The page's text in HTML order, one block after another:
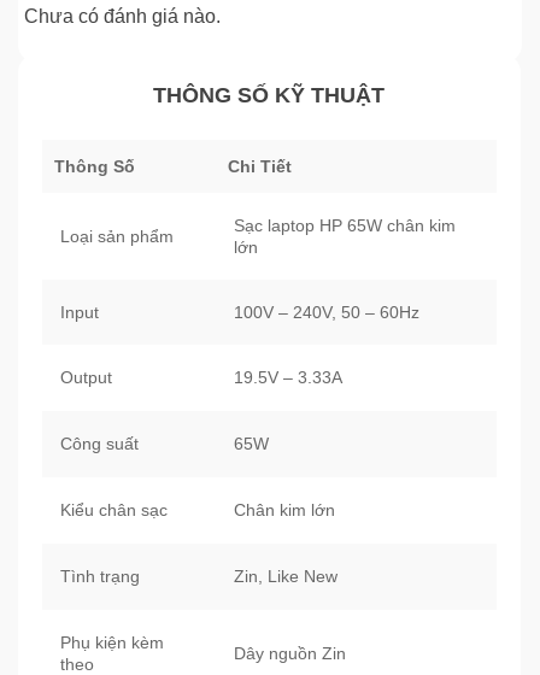
Chưa có đánh giá nào.
THÔNG SỐ KỸ THUẬT
Thông Số Chi Tiết
Loại sản phẩm
Sạc laptop HP 65W chân kim
lớn
Input 100V – 240V, 50 – 60Hz
Output 19.5V – 3.33A
Công suất 65W
Kiểu chân sạc Chân kim lớn
Tình trạng Zin, Like New
Phụ kiện kèm
theo
Dây nguồn Zin